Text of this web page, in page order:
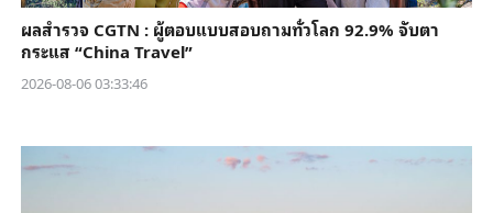
ผลสำรวจ CGTN : ผู้ตอบแบบสอบถามทั่วโลก 92.9% จับตา
กระแส “China Travel”
2026-08-06 03:33:46